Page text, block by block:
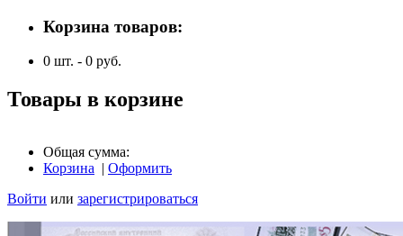
Корзина товаров:
0 шт. - 0 руб.
Товары в корзине
Общая сумма:
Корзина | Оформить
Войти или зарегистрироваться